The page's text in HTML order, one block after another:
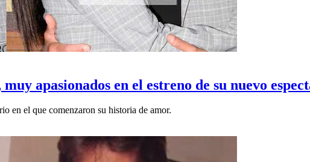
apasionados en el estreno de su nuevo
en el que comenzaron su historia de amor.